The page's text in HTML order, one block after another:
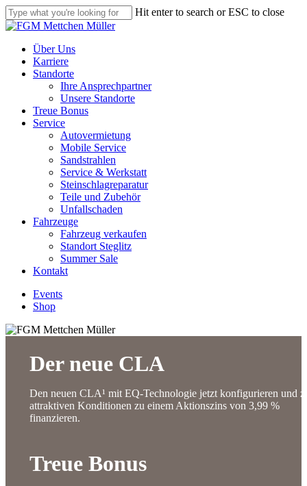
Skip
to
content
Hit enter to search or ESC to close
Close
Menu
Über Uns
Karriere
Standorte
Ihre Ansprechpartner
Unsere Standorte
Treue Bonus
Service
Autovermietung
Mobile Service
Sandstrahlen
Service & Werkstatt
Steinschlagreparatur
Teile und Zubehör
Unfallschaden
Fahrzeuge
Fahrzeug verkaufen
Standort Steglitz
Summer Sale
Kontakt
Events
Shop
Der neue CLA
Den neuen CLA¹ mit EQ-Technologie jetzt konfigurieren und
attraktiven Konditionen zu einem Aktionszins von 3,99 %
finanzieren.
Treue Bonus